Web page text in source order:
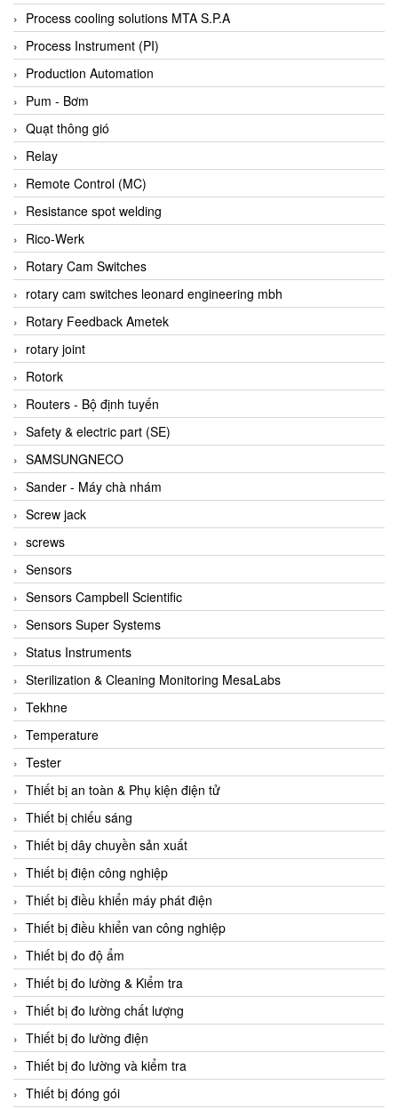
Biotech
BirdX Vietnam
BK Vibro
Black Box
BlackBox Vietnam
BLAGDON PUMP
Bloom Engineering
Boneng
Bopp & Reuther Messtechnik
Bosch
Boydcorp
BRAUN Vietnam
Brinkmann Pumpen
BRONKHORST
Brook Instrument
Brooks Instrument Vietnam
Buhler
BURLING INSTRUMENTS
Burster
BUSCHJOST
Calectro
Campbell Scientific
Canneed Vietnam
Cantoni
CAPS
CAREL Parts
CCS
CD Automation
CEAG Sicherheitst
CEIA Vietnam
Celduc Vietnam
Cemb
Centec GmbH
CEQUBE
CHAUVIN ARNOUX
Checkline
Chino
Chiyoda Seiki
Chiyoda-Tsusho
Chongqing Huaneng
Process cooling solutions MTA S.P.A
Process Instrument (PI)
Production Automation
Pum - Bơm
Quạt thông gió
Relay
Remote Control (MC)
Resistance spot welding
Rico-Werk
Rotary Cam Switches
rotary cam switches leonard engineering mbh
Rotary Feedback Ametek
rotary joint
Rotork
Routers - Bộ định tuyến
Safety & electric part (SE)
SAMSUNGNECO
Sander - Máy chà nhám
Screw jack
screws
Sensors
Sensors Campbell Scientific
Sensors Super Systems
Status Instruments
Sterilization & Cleaning Monitoring MesaLabs
Tekhne
Temperature
Tester
Thiết bị an toàn & Phụ kiện điện tử
Thiết bị chiếu sáng
Thiết bị dây chuyền sản xuất
Thiết bị điện công nghiệp
Thiết bị điều khiển máy phát điện
Thiết bị điều khiển van công nghiệp
Thiết bị đo độ ẩm
Thiết bị đo lường & Kiểm tra
Thiết bị đo lường chất lượng
Thiết bị đo lường điện
Thiết bị đo lường và kiểm tra
Thiết bị đóng gói